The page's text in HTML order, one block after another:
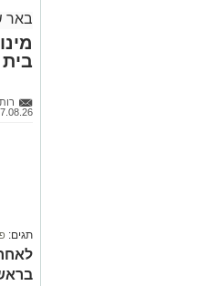
באר
/ 19:10
תגים: